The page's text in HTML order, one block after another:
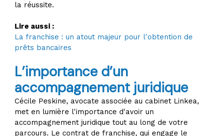
la réussite.
Lire aussi :
La franchise : un atout majeur pour l'obtention de
prêts bancaires
L’importance d’un
accompagnement juridique
Cécile Peskine, avocate associée au cabinet Linkea,
met en lumière l'importance d'avoir un
accompagnement juridique tout au long de votre
parcours. Le contrat de franchise, qui engage le